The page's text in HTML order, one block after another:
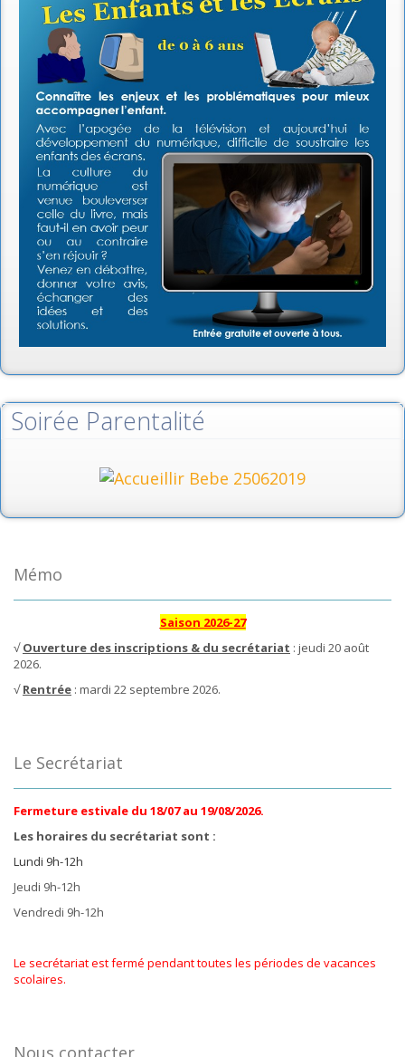
Soirée Parentalité
Mémo
Saison 2026-27
√Ouverture des inscriptions & du secrétariat : jeudi 20 août
2026.
√Rentrée : mardi 22 septembre 2026.
Le Secrétariat
Fermeture estivale du 18/07 au 19/08/2026.
Les horaires du secrétariat sont :
Lundi 9h-12h
Jeudi 9h-12h
Vendredi 9h-12h
Le secrétariat est fermé pendant toutes les périodes de vacances
scolaires.